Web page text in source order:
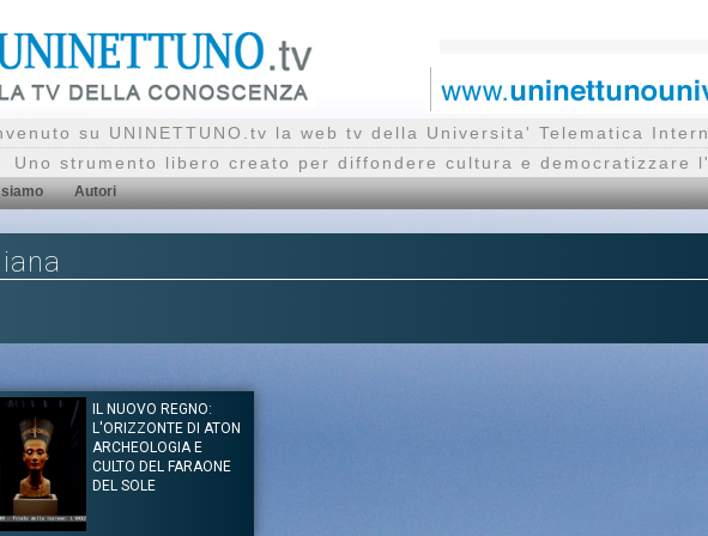
su UNINETTUNO.tv la web tv della Universita' Telematica
Uno strumento libero creato per diffondere cultura e democratizzare
Autori
IL NUOVO REGNO:
L'ORIZZONTE DI ATON
ARCHEOLOGIA E
CULTO DEL FARAONE
DEL SOLE